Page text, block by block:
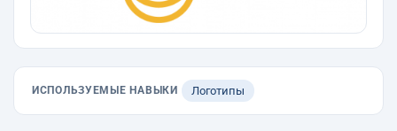
ИСПОЛЬЗУЕМЫЕ НАВЫКИ Логотипы